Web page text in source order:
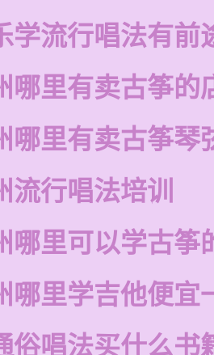
学流行唱法有前
哪里有卖古筝的
哪里有卖古筝琴
流行唱法培训
哪里可以学古筝
哪里学吉他便宜
俗唱法买什么书